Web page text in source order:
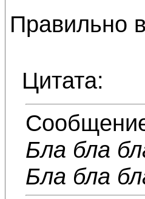
Правильно
Цитата:
Бла бла
Бла бла